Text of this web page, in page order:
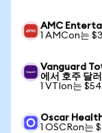
AMC
1 AMCon는
Vanguard
에서 호주 달러
1 VTIon는
Oscar
1 OSCRon는